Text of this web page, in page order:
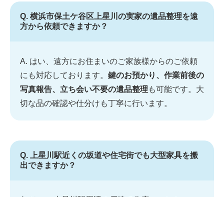
Q. 横浜市保土ケ谷区上星川の実家の遺品整理を遠
方から依頼できますか？
A. はい、遠方にお住まいのご家族様からのご依頼
にも対応しております。 鍵のお預かり、作業前後の
写真報告、立ち会い不要の遺品整理 も可能です。大
切な品の確認や仕分けも丁寧に行います。
Q. 上星川駅近くの坂道や住宅街でも大型家具を搬
出できますか？